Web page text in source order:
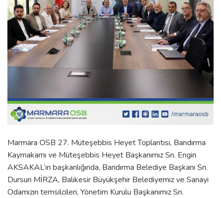
Marmara OSB 27. Müteşebbis Heyet Toplantısı, Bandırma
Kaymakamı ve Müteşebbis Heyet Başkanımız Sn. Engin
AKSAKAL’ın başkanlığında, Bandırma Belediye Başkanı Sn.
Dursun MİRZA, Balıkesir Büyükşehir Belediyemiz ve Sanayi
Odamızın temsilcileri, Yönetim Kurulu Başkanımız Sn.